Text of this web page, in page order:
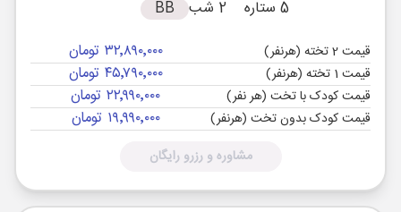
5 ستاره
2 شب BB
قیمت 2 تخته (هرنفر) ۳۲٬۸۹۰٬۰۰۰ تومان
قیمت 1 تخته (هرنفر) ۴۵٬۷۹۰٬۰۰۰ تومان
قیمت کودک با تخت (هر نفر) ۲۲٬۹۹۰٬۰۰۰ تومان
قیمت کودک بدون تخت (هرنفر) ۱۹٬۹۹۰٬۰۰۰ تومان
مشاوره و رزرو رایگان